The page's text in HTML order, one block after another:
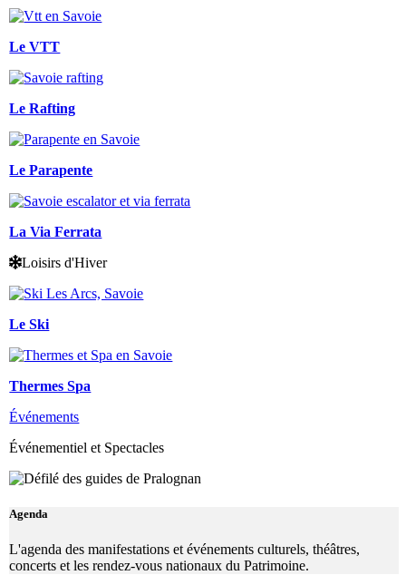
Le VTT
Le Rafting
Le Parapente
La Via Ferrata
Loisirs d'Hiver
Le Ski
Thermes Spa
Événements
Événementiel et Spectacles
Agenda
L'agenda des manifestations et événements culturels, théâtres,
concerts et les rendez-vous nationaux du Patrimoine.